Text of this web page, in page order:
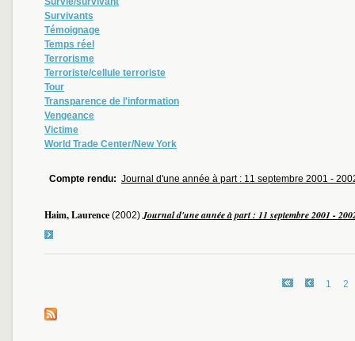
Survivants
Témoignage
Temps réel
Terrorisme
Terroriste/cellule terroriste
Tour
Transparence de l'information
Vengeance
Victime
World Trade Center/New York
Compte rendu: Journal d'une année à part : 11 septembre 2001 -
Haim, Laurence (2002)Journal d'une année à part : 11 septembre 2001 -
1 2